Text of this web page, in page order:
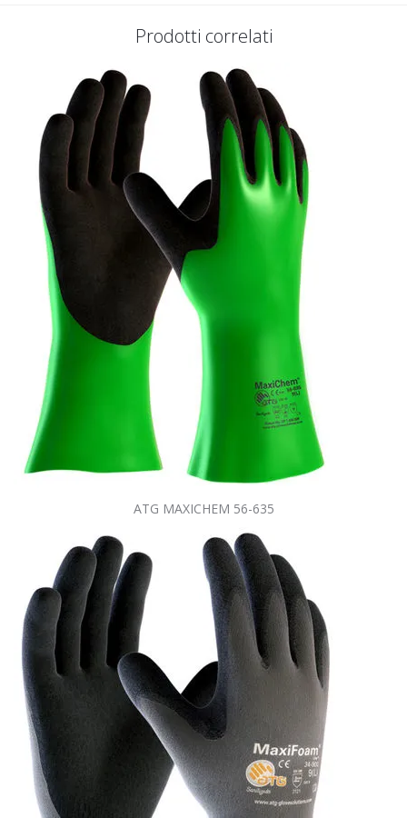
Prodotti correlati
ATG MAXICHEM 56-635